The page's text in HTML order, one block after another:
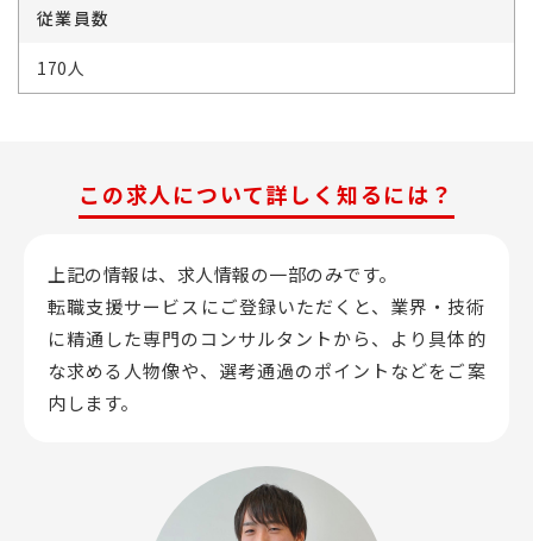
従業員数
170人
この求人について詳しく知るには？
上記の情報は、求人情報の一部のみです。
転職支援サービスにご登録いただくと、業界・技術
に精通した専門のコンサルタントから、 より具体的
な求める人物像や、選考通過のポイントなどをご案
内します。